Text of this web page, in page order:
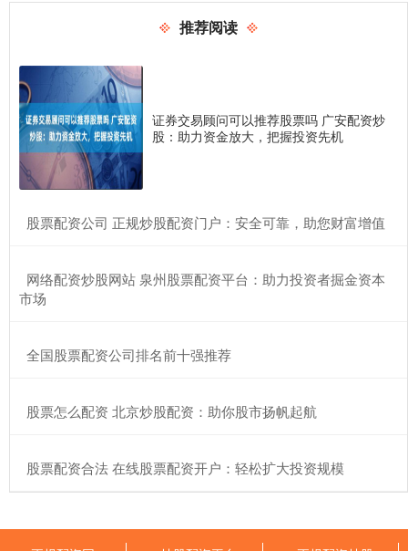
推荐阅读
证券交易顾问可以推荐股票吗 广安配资炒
股：助力资金放大，把握投资先机
​股票配资公司 正规炒股配资门户：安全可靠，助您财富增值
​网络配资炒股网站 泉州股票配资平台：助力投资者掘金资本
市场
​全国股票配资公司排名前十强推荐
​股票怎么配资 北京炒股配资：助你股市扬帆起航
​股票配资合法 在线股票配资开户：轻松扩大投资规模